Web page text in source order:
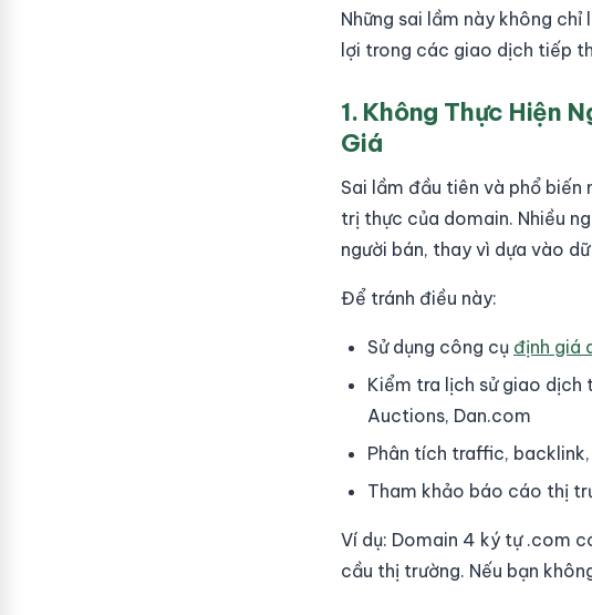
Những sai lầm này không
lợi trong các giao dịch tiếp
1. Không Thực Hiện
Giá
Sai lầm đầu tiên và phổ
trị thực của domain. Nhiều
người bán, thay vì dựa vào
Để tránh điều này:
Sử dụng công cụ định giá
Kiểm tra lịch sử giao dịch
Auctions, Dan.com
Phân tích traffic,
Tham khảo báo cáo thị
Ví dụ: Domain 4 ký tự .com
cầu thị trường. Nếu bạn